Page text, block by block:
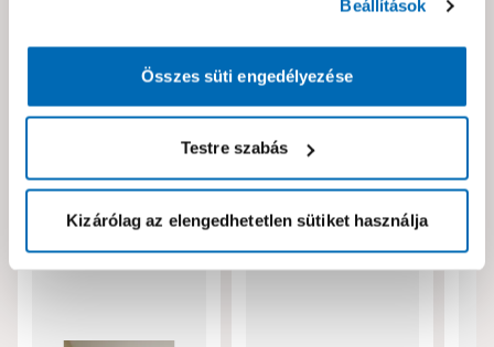
Beállítások
Összes süti engedélyezése
Testre szabás
Kizárólag az elengedhetetlen sütiket használja
Neked ajánljuk!